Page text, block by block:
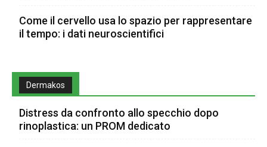
Come il cervello usa lo spazio per rappresentare
il tempo: i dati neuroscientifici
Dermakos
Distress da confronto allo specchio dopo
rinoplastica: un PROM dedicato